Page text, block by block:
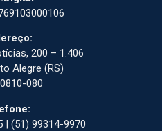
200 – 1.406
Alegre (RS)
080
| (51) 99314-9970